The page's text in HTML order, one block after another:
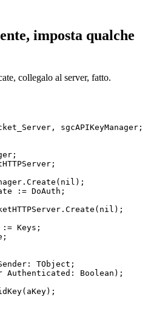
imposta qualche
collegalo al server, fatto.
sgcAPIKeyManager;
nil );
:= DoAuth;
nil );
Keys;
TObject;